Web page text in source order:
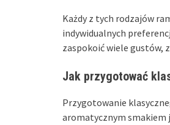
Każdy z tych rodzajów
indywidualnych
zaspokoić wiele gustów,
Jak przygotować
Przygotowanie
aromatycznym smakiem